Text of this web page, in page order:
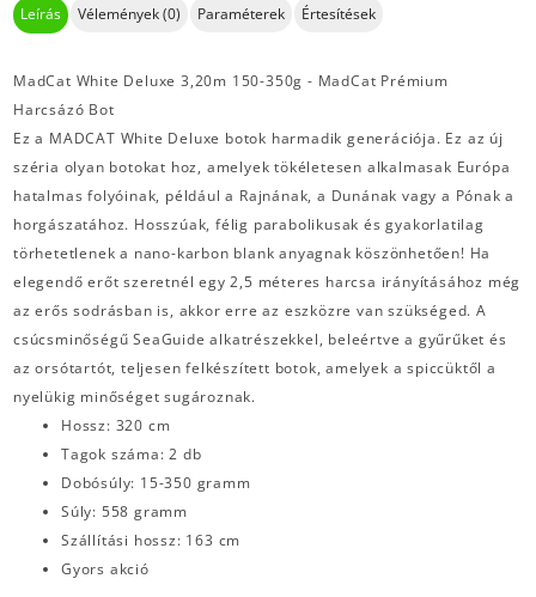
Leírás Vélemények (0) Paraméterek Értesítések
MadCat White Deluxe 3,20m 150-350g - MadCat Prémium
Harcsázó Bot
Ez a MADCAT White Deluxe botok harmadik generációja. Ez az új
széria olyan botokat hoz, amelyek tökéletesen alkalmasak Európa
hatalmas folyóinak, például a Rajnának, a Dunának vagy a Pónak a
horgászatához. Hosszúak, félig parabolikusak és gyakorlatilag
törhetetlenek a nano-karbon blank anyagnak köszönhetően! Ha
elegendő erőt szeretnél egy 2,5 méteres harcsa irányításához még
az erős sodrásban is, akkor erre az eszközre van szükséged. A
csúcsminőségű SeaGuide alkatrészekkel, beleértve a gyűrűket és
az orsótartót, teljesen felkészített botok, amelyek a spiccüktől a
nyelükig minőséget sugároznak.
Hossz: 320 cm
Tagok száma: 2 db
Dobósúly: 15-350 gramm
Súly: 558 gramm
Szállítási hossz: 163 cm
Gyors akció